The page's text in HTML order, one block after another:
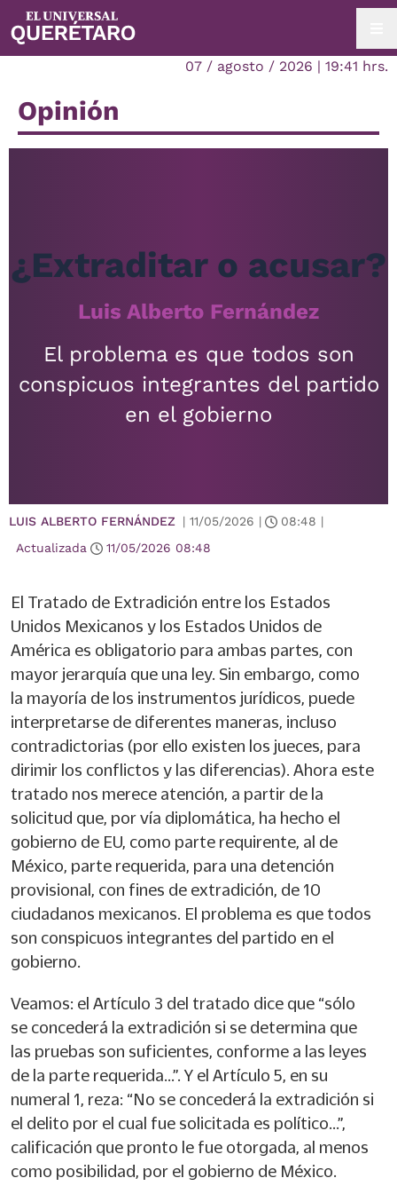
07 / agosto / 2026 | 19:41 hrs.
Opinión
¿Extraditar o acusar?
Luis Alberto Fernández
El problema es que todos son
conspicuos integrantes del partido
en el gobierno
LUIS ALBERTO FERNÁNDEZ | 11/05/2026 | 08:48 |
Actualizada
11/05/2026 08:48
El Tratado de Extradición entre los Estados
Unidos Mexicanos y los Estados Unidos de
América es obligatorio para ambas partes, con
mayor jerarquía que una ley. Sin embargo, como
la mayoría de los instrumentos jurídicos, puede
interpretarse de diferentes maneras, incluso
contradictorias (por ello existen los jueces, para
dirimir los conflictos y las diferencias). Ahora este
tratado nos merece atención, a partir de la
solicitud que, por vía diplomática, ha hecho el
gobierno de EU, como parte requirente, al de
México, parte requerida, para una detención
provisional, con fines de extradición, de 10
ciudadanos mexicanos. El problema es que todos
son conspicuos integrantes del partido en el
gobierno.
Veamos: el Artículo 3 del tratado dice que “sólo
se concederá la extradición si se determina que
las pruebas son suficientes, conforme a las leyes
de la parte requerida…”. Y el Artículo 5, en su
numeral 1, reza: “No se concederá la extradición si
el delito por el cual fue solicitada es político…”,
calificación que pronto le fue otorgada, al menos
como posibilidad, por el gobierno de México.